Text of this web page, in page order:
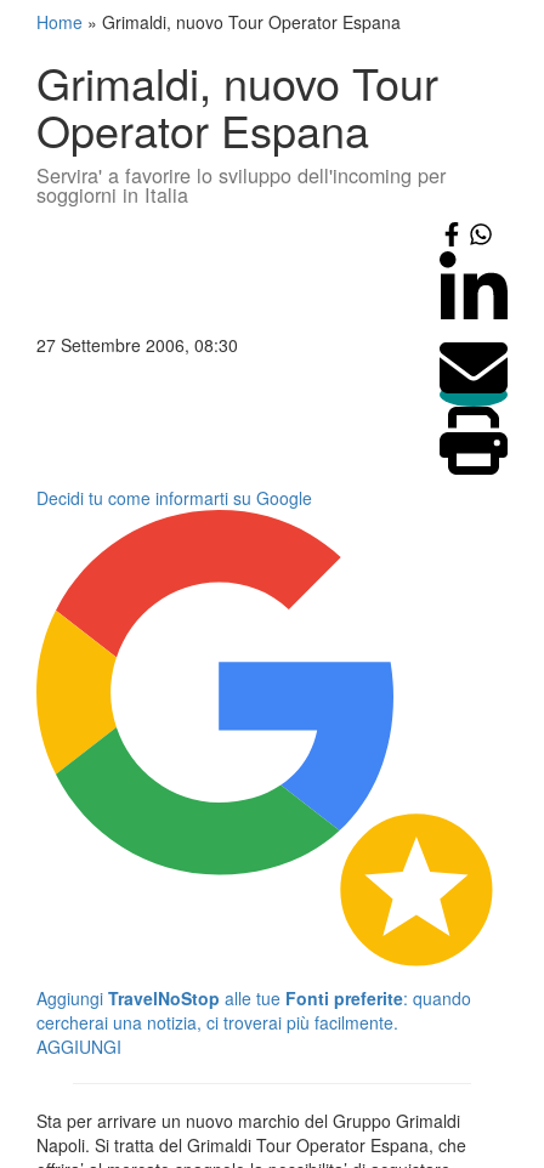
Home » Grimaldi, nuovo Tour Operator Espana
Grimaldi, nuovo Tour
Operator Espana
Servira' a favorire lo sviluppo dell'incoming per
soggiorni in Italia
27 Settembre 2006, 08:30
Decidi tu come informarti su Google
Aggiungi TravelNoStop alle tue Fonti preferite: quando
cercherai una notizia, ci troverai più facilmente.
AGGIUNGI
Sta per arrivare un nuovo marchio del Gruppo Grimaldi
Napoli. Si tratta del Grimaldi Tour Operator Espana, che